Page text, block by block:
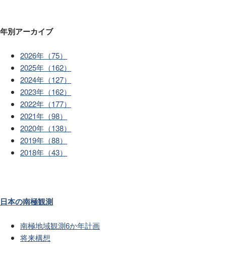
年別アーカイブ
2026年（75）
2025年（162）
2024年（127）
2023年（162）
2022年（177）
2021年（98）
2020年（138）
2019年（88）
2018年（43）
日本の南極観測
南極地域観測6か年計画
将来構想